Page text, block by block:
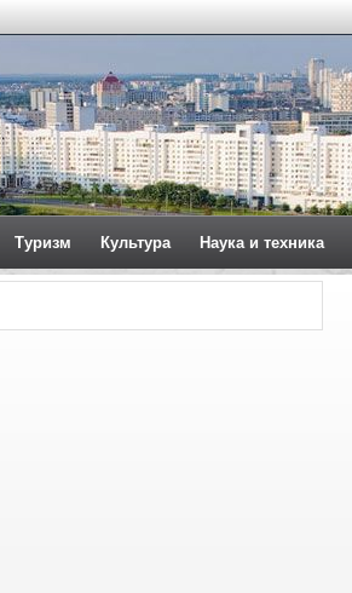
Туризм Культура Наука и техника